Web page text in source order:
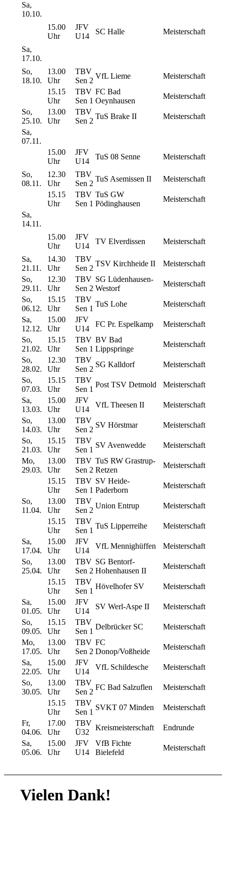
Sa,
10.10.
15.00
Uhr
JFV
U14
SC Halle Meisterschaft
Sa,
17.10.
So,
18.10.
13.00
Uhr
TBV
Sen 2
VfL Lieme
Meisterschaft
15.15
Uhr
TBV
Sen 1
FC Bad
Oeynhausen
Meisterschaft
So,
25.10.
13.00
Uhr
TBV
Sen 2
TuS Brake II
Meisterschaft
Sa,
07.11.
15.00
Uhr
JFV
U14
TuS 08 Senne Meisterschaft
So,
08.11.
12.30
Uhr
TBV
Sen 2
TuS Asemissen II
Meisterschaft
15.15
Uhr
TBV
Sen 1
TuS GW
Pödinghausen
Meisterschaft
Sa,
14.11.
15.00
Uhr
JFV
U14
TV Elverdissen Meisterschaft
Sa,
21.11.
14.30
Uhr
TBV
Sen 2
TSV Kirchheide II
Meisterschaft
So,
29.11.
12.30
Uhr
TBV
Sen 2
SG Lüdenhausen-
Westorf
Meisterschaft
So,
06.12.
15.15
Uhr
TBV
Sen 1
TuS Lohe
Meisterschaft
Sa,
12.12.
15.00
Uhr
JFV
U14
FC Pr. Espelkamp
Meisterschaft
So,
21.02.
15.15
Uhr
TBV
Sen 1
BV Bad
Lippspringe
Meisterschaft
So,
28.02.
12.30
Uhr
TBV
Sen 2
SG Kalldorf
Meisterschaft
So,
07.03.
15.15
Uhr
TBV
Sen 1
Post TSV Detmold
Meisterschaft
Sa,
13.03.
15.00
Uhr
JFV
U14
VfL Theesen II
Meisterschaft
So,
14.03.
13.00
Uhr
TBV
Sen 2
SV Hörstmar
Meisterschaft
So,
21.03.
15.15
Uhr
TBV
Sen 1
SV Avenwedde
Meisterschaft
Mo,
29.03.
13.00
Uhr
TBV
Sen 2
TuS RW Grastrup-
Retzen
Meisterschaft
15.15
Uhr
TBV
Sen 1
SV Heide-
Paderborn
Meisterschaft
So,
11.04.
13.00
Uhr
TBV
Sen 2
Union Entrup
Meisterschaft
15.15
Uhr
TBV
Sen 1
TuS Lipperreihe
Meisterschaft
Sa,
17.04.
15.00
Uhr
JFV
U14
VfL Mennighüffen
Meisterschaft
So,
25.04.
13.00
Uhr
TBV
Sen 2
SG Bentorf-
Hohenhausen II
Meisterschaft
15.15
Uhr
TBV
Sen 1
Hövelhofer SV
Meisterschaft
Sa,
01.05.
15.00
Uhr
JFV
U14
SV Werl-Aspe II
Meisterschaft
So,
09.05.
15.15
Uhr
TBV
Sen 1
Delbrücker SC
Meisterschaft
Mo,
17.05.
13.00
Uhr
TBV
Sen 2
FC
Donop/Voßheide
Meisterschaft
Sa,
22.05.
15.00
Uhr
JFV
U14
VfL Schildesche
Meisterschaft
So,
30.05.
13.00
Uhr
TBV
Sen 2
FC Bad Salzuflen
Meisterschaft
15.15
Uhr
TBV
Sen 1
SVKT 07 Minden
Meisterschaft
Fr,
04.06.
17.00
Uhr
TBV
Ü32
Kreismeisterschaft
Endrunde
Sa,
05.06.
15.00
Uhr
JFV
U14
VfB Fichte
Bielefeld
Meisterschaft
Vielen Dank!